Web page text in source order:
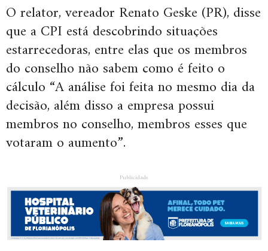
O relator, vereador Renato Geske (PR), disse
que a CPI está descobrindo situações
estarrecedoras, entre elas que os membros
do conselho não sabem como é feito o
cálculo “A análise foi feita no mesmo dia da
decisão, além disso a empresa possui
membros no conselho, membros esses que
votaram o aumento”.
Publicidade